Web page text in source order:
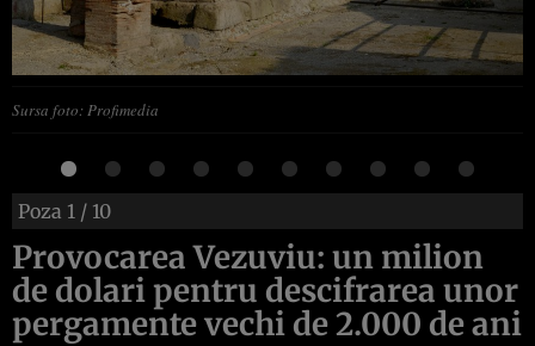
Sursa foto: Profimedia
Poza 1 / 10
Provocarea Vezuviu: un milion
de dolari pentru descifrarea unor
pergamente vechi de 2.000 de ani